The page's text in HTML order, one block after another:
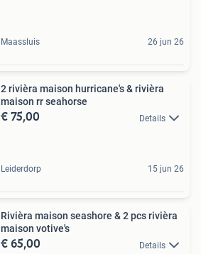
Maassluis 26 jun 26
2 rivièra maison hurricane's & rivièra
maison rr seahorse
€ 75,00 Details
Leiderdorp 15 jun 26
Rivièra maison seashore & 2 pcs rivièra
maison votive's
€ 65,00 Details